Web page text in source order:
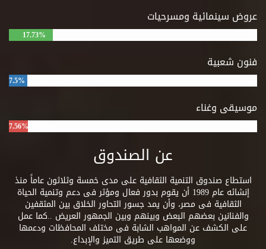
عروض سينمائية ومسرحيات
17.73%
فنون شعبية
7.5%
موسيقى وغناء
7.56%
عن الصندوق
استطاع صندوق التنمية الثقافية على مدى خمسة وثلاثون عاماً منذ
إنشائه عام 1989 أن يقوم بدور فعال ومؤثر فى دعم وتنمية الحياة
الثقافية فى مصر، وأن يمد جسور التحاور الخلاق بين المثقفين
والفنانين بعضهم البعض وبينهم وبين الجمهور العريض ..كما عمل
على الكشف عن المواهب الشابة فى مختلف المحافظات ودعمها
ووضعها على طريق التميز والإبداع.